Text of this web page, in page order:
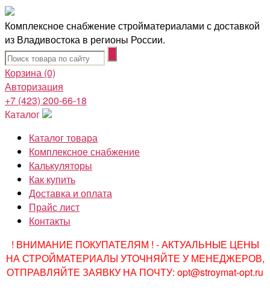
Комплексное снабжение стройматериалами с доставкой
из Владивостока в регионы России.
Корзина (0)
Авторизация
+7 (423) 200-66-18
Каталог
Каталог товара
Комплексное снабжение
Калькуляторы
Как купить
Доставка и оплата
Прайс лист
Контакты
! ВНИМАНИЕ ПОКУПАТЕЛЯМ ! - АКТУАЛЬНЫЕ ЦЕНЫ
НА СТРОЙМАТЕРИАЛЫ УТОЧНЯЙТЕ У МЕНЕДЖЕРОВ,
ОТПРАВЛЯЙТЕ ЗАЯВКУ НА ПОЧТУ: opt@stroymat-opt.ru